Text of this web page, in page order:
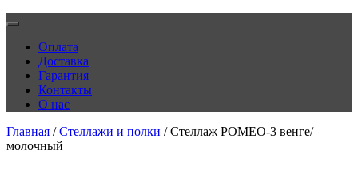
Оплата
Доставка
Гарантия
Контакты
О нас
Главная /Стеллажи и полки / Стеллаж РОМЕО-3 венге/
молочный